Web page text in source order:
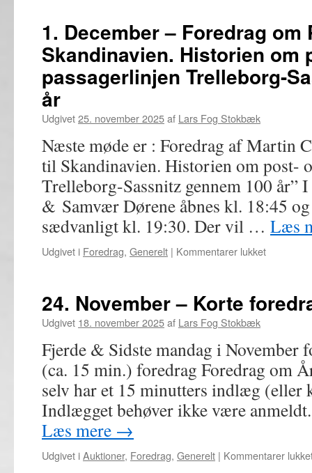
1950)
Juleafslutning
med
julebanko
1. December – Foredrag om
Skandinavien. Historien om
passagerlinjen Trelleborg-
år
Udgivet25. november 2025af Lars Fog Stokbæk
Næste møde er : Foredrag af Martin
til Skandinavien. Historien om post-
Trelleborg-Sassnitz gennem 100 år”
& Samvær Dørene åbnes kl. 18:45
sædvanligt kl. 19:30. Der vil … Læs
Udgivet i Foredrag, Generelt | Kommentarer lukkettil
Foredrag
til
Historien
om
post-
og
Sassnitz
24. November – Korte
Udgivet 18. november 2025af Lars Fog Stokbæk
Fjerde & Sidste mandag i
(ca. 15 min.) foredrag Foredrag om
selv har et 15 minutters indlæg (eller
Indlægget behøver ikke være
Læs mere →
Udgivet iAuktioner, Foredrag, Generelt | Kommentarer